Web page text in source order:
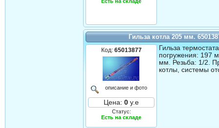
Гильза котла 205 мм.
Код: 65013877
описание и фото
Цена: 0 у.е
Статус:
Есть на складе
Гильза
погружения: 197
мм. Резьба: 1/2.
котлы, системы